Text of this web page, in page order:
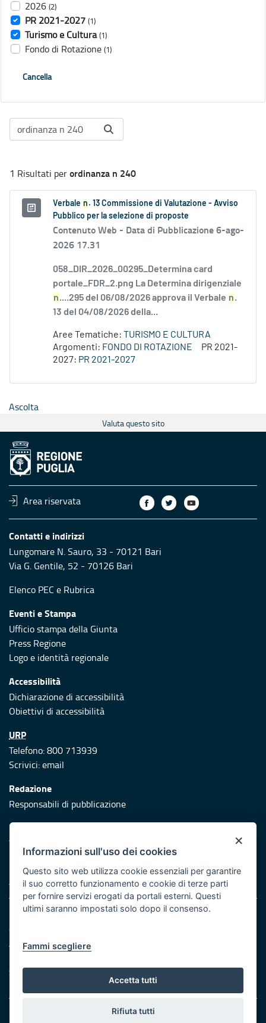
2026 (2)
PR 2021-2027 (1)
Turismo e Cultura (1)
Fondo di Rotazione (1)
Cancella
1 Risultati perordinanza n 240
Verbale n . 13 Commissione di Valutazione - Avviso
Pubblico per la selezione di proposte
Contenuto Web - Data di Pubblicazione 6-ago-
2026 17.31
058_DIR_2026_00295_Determina card
portale_FDR_2.png La Determina dirigenziale
n....295 del 06/08/2026 approva il Verbale n.
13 del 04/08/2026 della...
Aree Tematiche: TURISMO E CULTURA
Argomenti: FONDO DI ROTAZIONE
PR 2021-
2027: PR 2021-2027
Ascolta
Valuta questo sito
Area riservata
Contatti e indirizzi
Lungomare N. Sauro, 33 - 70121 Bari
Via G. Gentile, 52 - 70126 Bari
Elenco PEC e Rubrica
Eventi e Stampa
Ufficio stampa della Giunta
Press Regione
Logo e identità regionale
Accessibilità
Dichiarazione di accessibilità
Obiettivi di accessibilità
URP
Telefono: 800 713939
Scrivici:email
Redazione
Responsabili di pubblicazione
Protezione civile
Vai al sito di Protezione Civile Puglia
Iniziativa finanziata con risorse del POR Puglia 2014/2020 -
Asse XI
Note legali
Cookie e privacy
Atti di notifica
Servizi Intranet
© Regione Puglia
×
Informazioni sull'uso dei cookies
Questo sito web utilizza cookie essenziali per garantire
il suo corretto funzionamento e cookie di terze parti
per fornire servizi erogati da portali esterni. Questi
ultimi saranno impostati solo dopo il consenso.
Fammi scegliere
Accetta tutti
Rifiuta tutti